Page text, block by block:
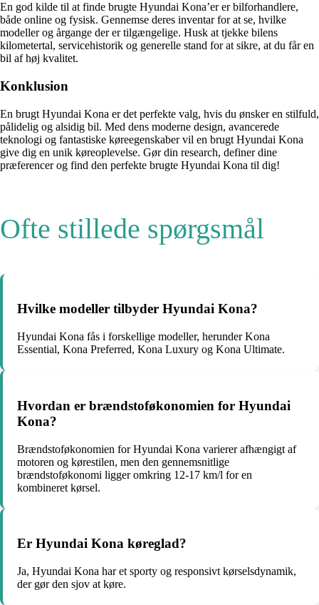
En god kilde til at finde brugte Hyundai Kona’er er bilforhandlere,
både online og fysisk. Gennemse deres inventar for at se, hvilke
modeller og årgange der er tilgængelige. Husk at tjekke bilens
kilometertal, servicehistorik og generelle stand for at sikre, at du får en
bil af høj kvalitet.
Konklusion
En brugt Hyundai Kona er det perfekte valg, hvis du ønsker en stilfuld,
pålidelig og alsidig bil. Med dens moderne design, avancerede
teknologi og fantastiske køreegenskaber vil en brugt Hyundai Kona
give dig en unik køreoplevelse. Gør din research, definer dine
præferencer og find den perfekte brugte Hyundai Kona til dig!
Ofte stillede spørgsmål
Hvilke modeller tilbyder Hyundai Kona?
Hyundai Kona fås i forskellige modeller, herunder Kona
Essential, Kona Preferred, Kona Luxury og Kona Ultimate.
Hvordan er brændstoføkonomien for Hyundai
Kona?
Brændstoføkonomien for Hyundai Kona varierer afhængigt af
motoren og kørestilen, men den gennemsnitlige
brændstoføkonomi ligger omkring 12-17 km/l for en
kombineret kørsel.
Er Hyundai Kona køreglad?
Ja, Hyundai Kona har et sporty og responsivt kørselsdynamik,
der gør den sjov at køre.